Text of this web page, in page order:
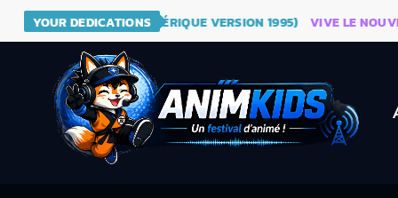
YOUR DEDICATIONS
BALL (GÉNÉRIQUE VERSION 1995) VIVE LE NOUVEAU